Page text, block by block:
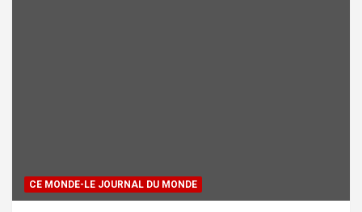
CE MONDE-LE JOURNAL DU MONDE